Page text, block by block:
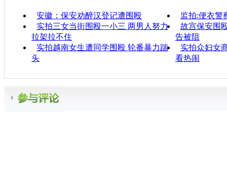
安徽：保安劝醉汉登记遭围殴
监拍:便衣警
实拍三女当街围殴一小三 两男人努力
拉架拉不住
故宫保安围
告被阻
实拍越南女生遭同学围殴 轮番暴力踹
头
实拍众妇女
看热闹